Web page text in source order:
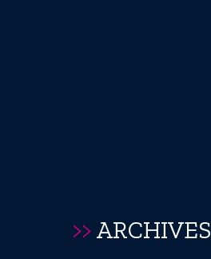
>>ARCHIVES